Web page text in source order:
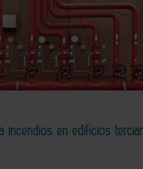
incendios en edificios